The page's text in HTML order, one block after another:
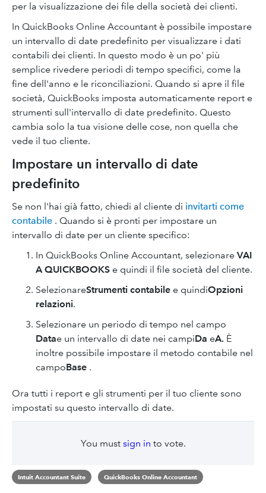
per la visualizzazione dei file della società dei clienti.
In QuickBooks Online Accountant è possibile impostare
un intervallo di date predefinito per visualizzare i dati
contabili dei clienti. In questo modo è un po' più
semplice rivedere periodi di tempo specifici, come la
fine dell'anno e le riconciliazioni. Quando si apre il file
società, QuickBooks imposta automaticamente report e
strumenti sull'intervallo di date predefinito. Questo
cambia solo la tua visione delle cose, non quella che
vede il tuo cliente.
Impostare un intervallo di date
predefinito
Se non l'hai già fatto, chiedi al cliente di invitarti come
contabile . Quando si è pronti per impostare un
intervallo di date per un cliente specifico:
In QuickBooks Online Accountant, selezionare VAI
A QUICKBOOKS e quindi il file società del cliente.
SelezionareStrumenti contabile e quindiOpzioni
relazioni.
Selezionare un periodo di tempo nel campo
Datae un intervallo di date nei campiDa eA. È
inoltre possibile impostare il metodo contabile nel
campoBase .
Ora tutti i report e gli strumenti per il tuo cliente sono
impostati su questo intervallo di date.
You must sign in to vote.
Intuit Accountant Suite QuickBooks Online Accountant